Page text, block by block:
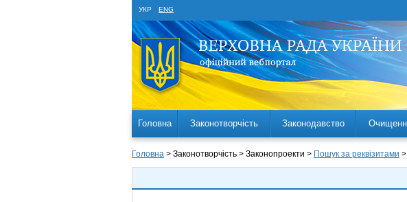
УКР ENG
Головна Законотворчість Законодавство
Головна > Законотворчість > Законопроекти > Пошук за реквізитами